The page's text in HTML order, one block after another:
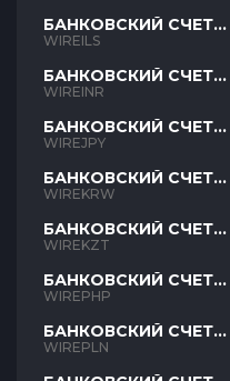
БАНКОВСКИЙ СЧЕТ
ILS
WIREILS
БАНКОВСКИЙ СЧЕТ
INR
WIREINR
БАНКОВСКИЙ СЧЕТ
JPY
WIREJPY
БАНКОВСКИЙ СЧЕТ
KRW
WIREKRW
БАНКОВСКИЙ СЧЕТ
KZT
WIREKZT
БАНКОВСКИЙ СЧЕТ
PHP
WIREPHP
БАНКОВСКИЙ СЧЕТ
PLN
WIREPLN